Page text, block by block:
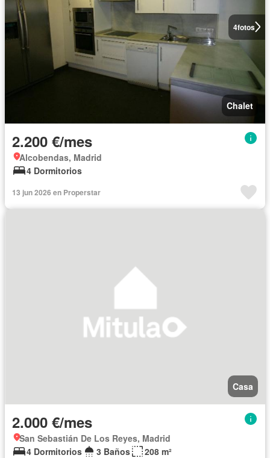
4fotos
Chalet
2.200 €/mes
Alcobendas, Madrid
4 Dormitorios
13 jun 2026 en Properstar
Casa
2.000 €/mes
San Sebastián De Los Reyes, Madrid
4 Dormitorios
3 Baños
208 m²